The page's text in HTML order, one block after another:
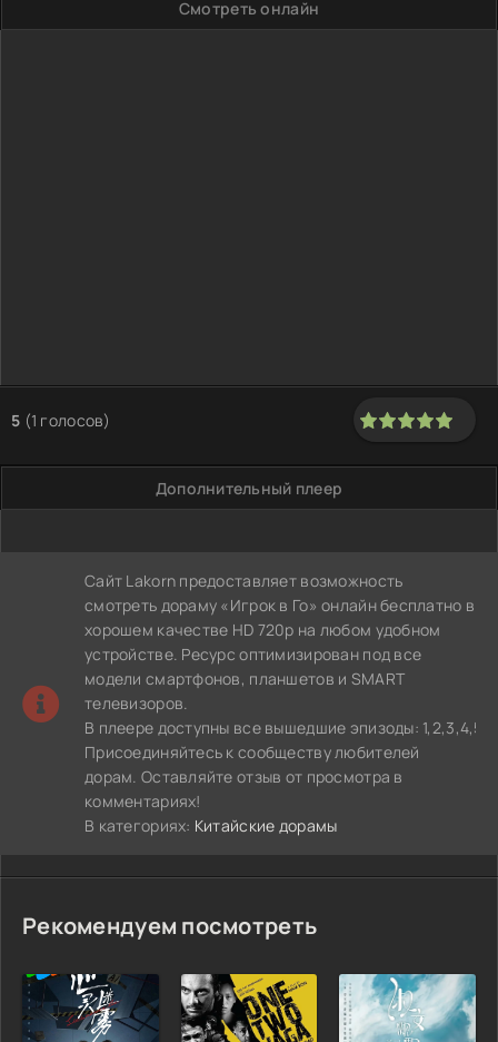
Смотреть онлайн
5 (1 голосов)
Дополнительный плеер
Сайт Lakorn предоставляет возможность
смотреть дораму «Игрок в Го» онлайн бесплатно в
хорошем качестве HD 720p на любом удобном
устройстве. Ресурс оптимизирован под все
модели смартфонов, планшетов и SMART
телевизоров.
В плеере доступны все вышедшие эпизоды:
Присоединяйтесь к сообществу любителей
дорам. Оставляйте отзыв от просмотра в
комментариях!
В категориях: Китайские дорамы
Рекомендуем посмотреть